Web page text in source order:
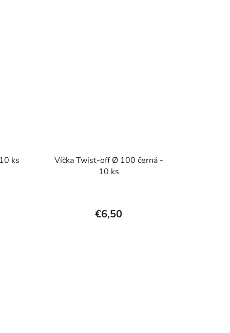
ks
Víčka Twist-off Ø 100 černá -
10 ks
€6,50